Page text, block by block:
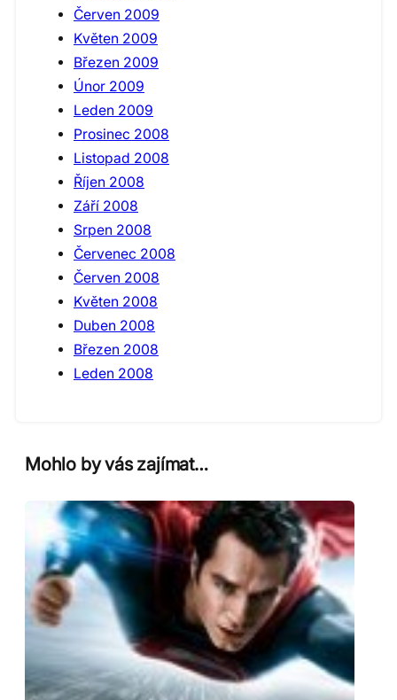
Červen 2009
Květen 2009
Březen 2009
Únor 2009
Leden 2009
Prosinec 2008
Listopad 2008
Říjen 2008
Září 2008
Srpen 2008
Červenec 2008
Červen 2008
Květen 2008
Duben 2008
Březen 2008
Leden 2008
Mohlo by vás zajímat…